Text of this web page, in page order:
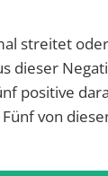
streitet
dieser
positive
von